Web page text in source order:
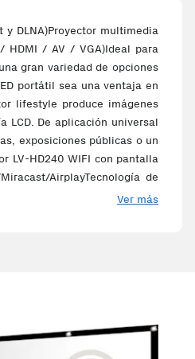
y DLNA)Proyector multimedia
HDMI / AV / VGA)Ideal para
gran variedad de opciones
portátil sea una ventaja en
lifestyle produce imágenes
De aplicación universal
exposiciones públicas o un
LV-HD240 WIFI con pantalla
AirplayTecnología de
horas de vida útilRelación de
Ver más